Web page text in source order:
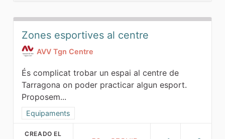
Zones esportives al centre
AVV Tgn Centre
És complicat trobar un espai al centre de
Tarragona on poder practicar algun esport.
Proposem...
Resultados al filtrar por la categoría: Equipaments
Equipaments
CREADO EL